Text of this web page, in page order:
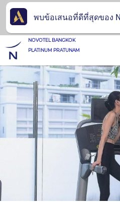
NOVOTEL BANGKOK
PLATINUM PRATUNAM
พบข้อเสนอที่ดีที่สุดของ